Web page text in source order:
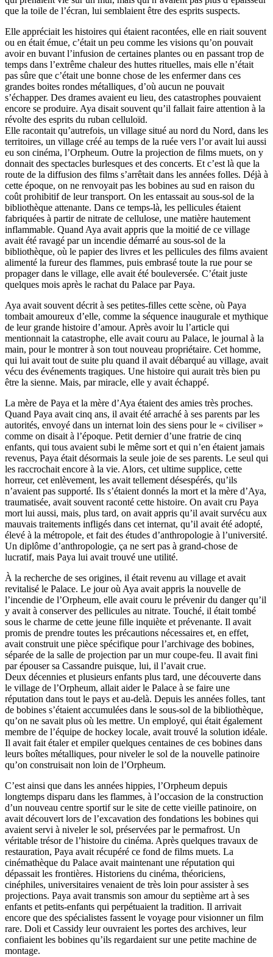
que la toile de l’écran, lui semblaient être des esprits suspects.
Elle appréciait les histoires qui étaient racontées, elle en riait souvent
ou en était émue, c’était un peu comme les visions qu’on pouvait
avoir en buvant l’infusion de certaines plantes ou en passant trop de
temps dans l’extrême chaleur des huttes rituelles, mais elle n’était
pas sûre que c’était une bonne chose de les enfermer dans ces
grandes boites rondes métalliques, d’où aucun ne pouvait
s’échapper. Des drames avaient eu lieu, des catastrophes pouvaient
encore se produire. Aya disait souvent qu’il fallait faire attention à la
révolte des esprits du ruban celluloïd.
Elle racontait qu’autrefois, un village situé au nord du Nord, dans les
territoires, un village créé au temps de la ruée vers l’or avait lui aussi
eu son cinéma, l’Orpheum. Outre la projection de films muets, on y
donnait des spectacles burlesques et des concerts. Et c’est là que la
route de la diffusion des films s’arrêtait dans les années folles. Déjà à
cette époque, on ne renvoyait pas les bobines au sud en raison du
coût prohibitif de leur transport. On les entassait au sous-sol de la
bibliothèque attenante. Dans ce temps-là, les pellicules étaient
fabriquées à partir de nitrate de cellulose, une matière hautement
inflammable. Quand Aya avait appris que la moitié de ce village
avait été ravagé par un incendie démarré au sous-sol de la
bibliothèque, où le papier des livres et les pellicules des films avaient
alimenté la fureur des flammes, puis embrasé toute la rue pour se
propager dans le village, elle avait été bouleversée. C’était juste
quelques mois après le rachat du Palace par Paya.
Aya avait souvent décrit à ses petites-filles cette scène, où Paya
tombait amoureux d’elle, comme la séquence inaugurale et mythique
de leur grande histoire d’amour. Après avoir lu l’article qui
mentionnait la catastrophe, elle avait couru au Palace, le journal à la
main, pour le montrer à son tout nouveau propriétaire. Cet homme,
qui lui avait tout de suite plu quand il avait débarqué au village, avait
vécu des événements tragiques. Une histoire qui aurait très bien pu
être la sienne. Mais, par miracle, elle y avait échappé.
La mère de Paya et la mère d’Aya étaient des amies très proches.
Quand Paya avait cinq ans, il avait été arraché à ses parents par les
autorités, envoyé dans un internat loin des siens pour le « civiliser »
comme on disait à l’époque. Petit dernier d’une fratrie de cinq
enfants, qui tous avaient subi le même sort et qui n’en étaient jamais
revenus, Paya était désormais la seule joie de ses parents. Le seul qui
les raccrochait encore à la vie. Alors, cet ultime supplice, cette
horreur, cet enlèvement, les avait tellement désespérés, qu’ils
n’avaient pas supporté. Ils s’étaient donnés la mort et la mère d’Aya,
traumatisée, avait souvent raconté cette histoire. On avait cru Paya
mort lui aussi, mais, plus tard, on avait appris qu’il avait survécu aux
mauvais traitements infligés dans cet internat, qu’il avait été adopté,
élevé à la métropole, et fait des études d’anthropologie à l’université.
Un diplôme d’anthropologie, ça ne sert pas à grand-chose de
lucratif, mais Paya lui avait trouvé une utilité.
À la recherche de ses origines, il était revenu au village et avait
revitalisé le Palace. Le jour où Aya avait appris la nouvelle de
l’incendie de l’Orpheum, elle avait couru le prévenir du danger qu’il
y avait à conserver des pellicules au nitrate. Touché, il était tombé
sous le charme de cette jeune fille inquiète et prévenante. Il avait
promis de prendre toutes les précautions nécessaires et, en effet,
avait construit une pièce spécifique pour l’archivage des bobines,
séparée de la salle de projection par un mur coupe-feu. Il avait fini
par épouser sa Cassandre puisque, lui, il l’avait crue.
Deux décennies et plusieurs enfants plus tard, une découverte dans
le village de l’Orpheum, allait aider le Palace à se faire une
réputation dans tout le pays et au-delà. Depuis les années folles, tant
de bobines s’étaient accumulées dans le sous-sol de la bibliothèque,
qu’on ne savait plus où les mettre. Un employé, qui était également
membre de l’équipe de hockey locale, avait trouvé la solution idéale.
Il avait fait étaler et empiler quelques centaines de ces bobines dans
leurs boîtes métalliques, pour niveler le sol de la nouvelle patinoire
qu’on construisait non loin de l’Orpheum.
C’est ainsi que dans les années hippies, l’Orpheum depuis
longtemps disparu dans les flammes, à l’occasion de la construction
d’un nouveau centre sportif sur le site de cette vieille patinoire, on
avait découvert lors de l’excavation des fondations les bobines qui
avaient servi à niveler le sol, préservées par le permafrost. Un
véritable trésor de l’histoire du cinéma. Après quelques travaux de
restauration, Paya avait récupéré ce fond de films muets. La
cinémathèque du Palace avait maintenant une réputation qui
dépassait les frontières. Historiens du cinéma, théoriciens,
cinéphiles, universitaires venaient de très loin pour assister à ses
projections. Paya avait transmis son amour du septième art à ses
enfants et petits-enfants qui perpétuaient la tradition. Il arrivait
encore que des spécialistes fassent le voyage pour visionner un film
rare. Doli et Cassidy leur ouvraient les portes des archives, leur
confiaient les bobines qu’ils regardaient sur une petite machine de
montage.